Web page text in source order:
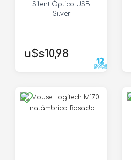
Silent Óptico USB
Silver
u$s10,98